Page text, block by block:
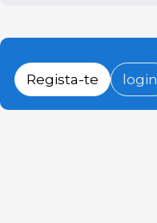
Regista-te login